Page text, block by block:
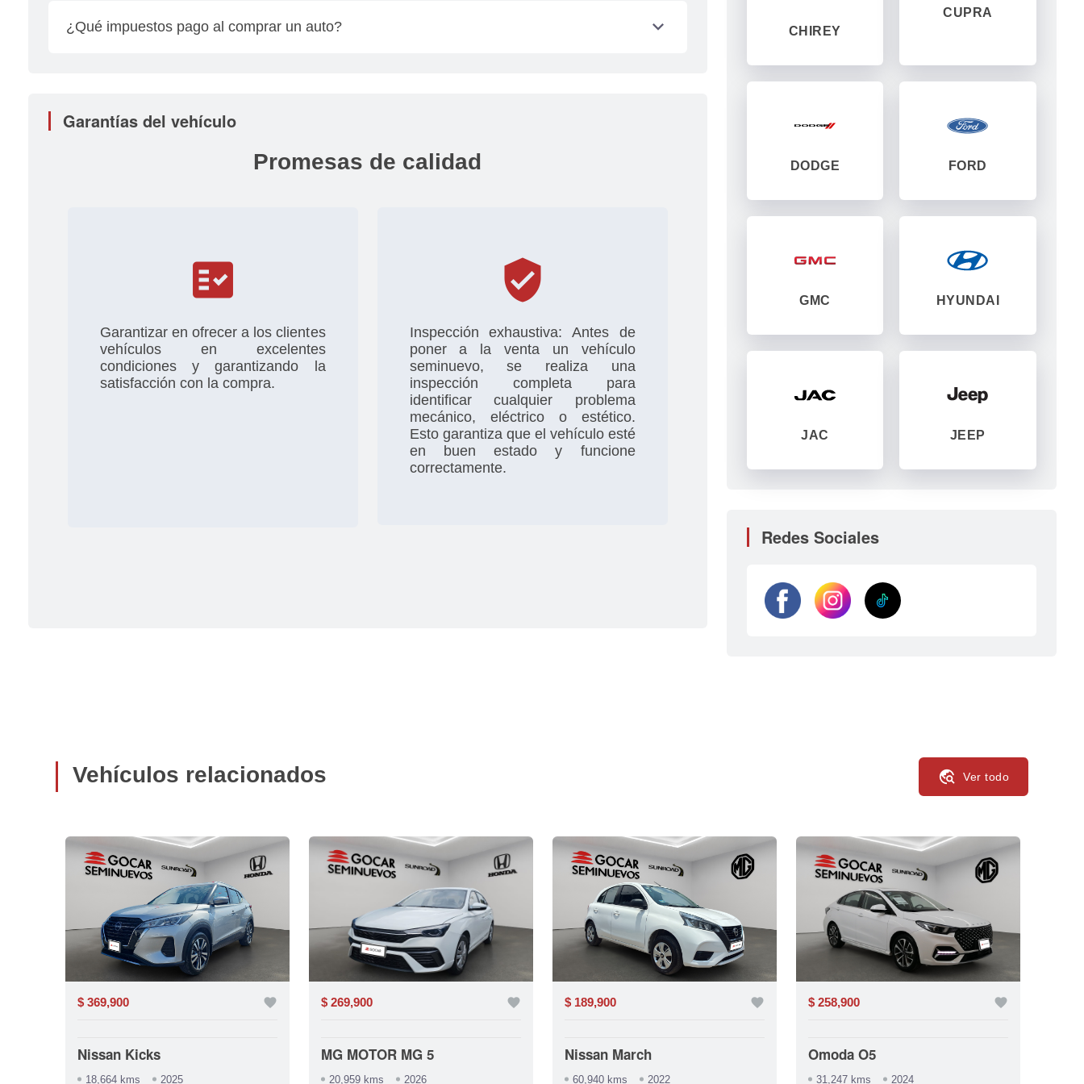
personalmente.
¿Qué impuestos pago al comprar un auto? expand_more
Garantías del vehículo
Promesas de calidad
fact_check
Garantizar en ofrecer a los clientes
vehículos en excelentes
condiciones y garantizando la
satisfacción con la compra.
verified_user
Inspección exhaustiva: Antes de
poner a la venta un vehículo
seminuevo, se realiza una
inspección completa para
identificar cualquier problema
mecánico, eléctrico o estético.
Esto garantiza que el vehículo esté
en buen estado y funcione
correctamente.
CHIREY
CUPRA
DODGE FORD
GMC HYUNDAI
JAC JEEP
Redes Sociales
Vehículos relacionados travel_explore Ver todo
$ 369,900 favorite
Nissan Kicks
18,664 kms 2025
$ 269,900 favorite
MG MOTOR MG 5
20,959 kms 2026
$ 189,900 favorite
Nissan March
60,940 kms 2022
$ 258,900 favorite
Omoda O5
31,247 kms 2024